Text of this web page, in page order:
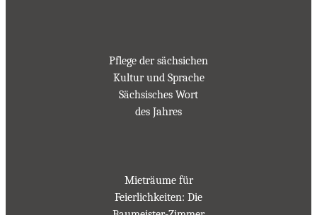
Pflege der sächsichen
Kultur und Sprache
Sächsisches Wort
des Jahres
Mieträume für
Feierlichkeiten: Die